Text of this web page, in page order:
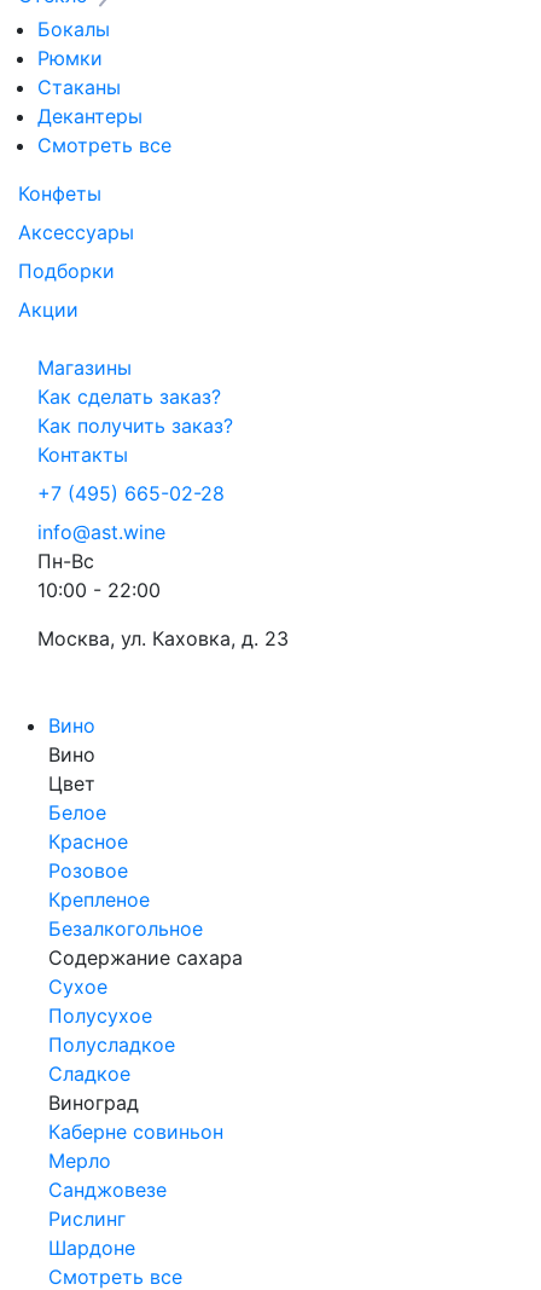
Бокалы
Рюмки
Стаканы
Декантеры
Смотреть все
Конфеты
Аксессуары
Подборки
Акции
Магазины
Как сделать заказ?
Как получить заказ?
Контакты
+7 (495) 665-02-28
info@ast.wine
Пн-Вс
10:00 - 22:00
Москва, ул. Каховка, д. 23
Вино
Вино
Цвет
Белое
Красное
Розовое
Крепленое
Безалкогольное
Содержание сахара
Сухое
Полусухое
Полусладкое
Сладкое
Виноград
Каберне совиньон
Мерло
Санджовезе
Рислинг
Шардоне
Смотреть все